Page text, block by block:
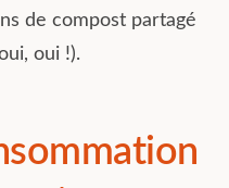
de compost partagé
oui !).